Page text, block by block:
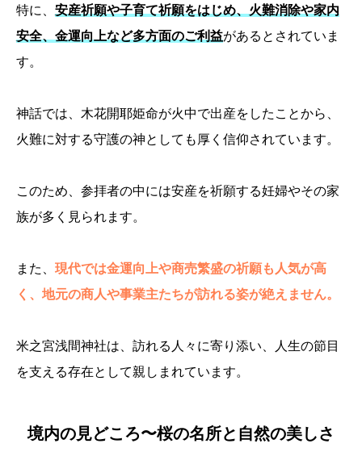
特に、 安産祈願や子育て祈願をはじめ、火難消除や家内
安全、金運向上など多方面のご利益があるとされていま
す。
神話では、木花開耶姫命が火中で出産をしたことから、
火難に対する守護の神としても厚く信仰されています。
このため、参拝者の中には安産を祈願する妊婦やその家
族が多く見られます。
また、 現代では金運向上や商売繁盛の祈願も人気が高
く、地元の商人や事業主たちが訪れる姿が絶えません。
米之宮浅間神社は、訪れる人々に寄り添い、人生の節目
を支える存在として親しまれています。
境内の見どころ〜桜の名所と自然の美しさ